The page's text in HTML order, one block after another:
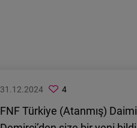
31.12.2024 4
FNF Türkiye (Atanmış)